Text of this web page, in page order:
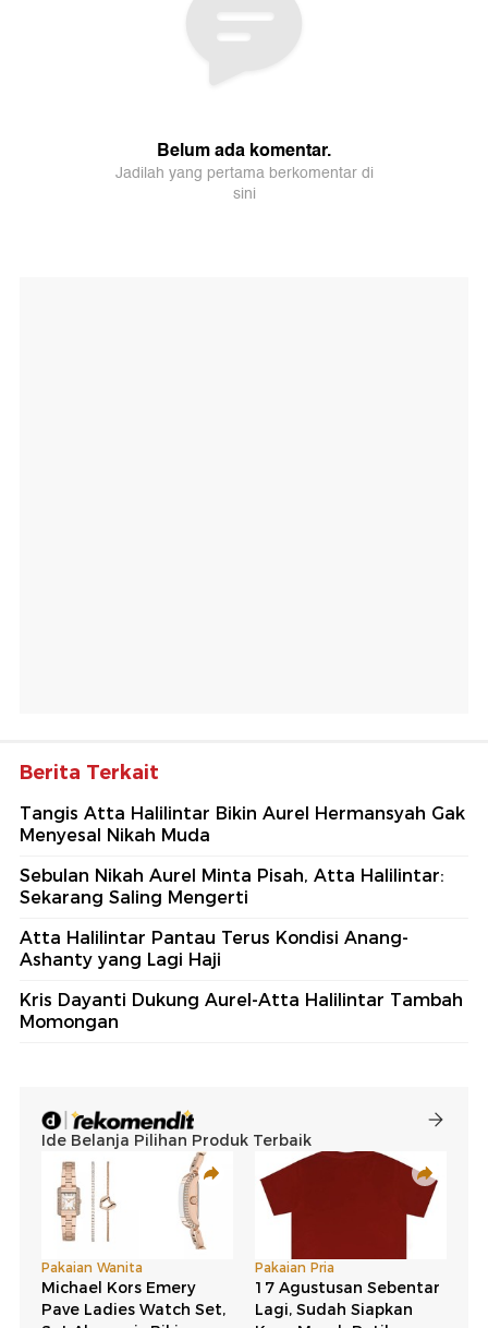
Berita Terkait
Tangis Atta Halilintar Bikin Aurel Hermansyah Gak
Menyesal Nikah Muda
Sebulan Nikah Aurel Minta Pisah, Atta Halilintar:
Sekarang Saling Mengerti
Atta Halilintar Pantau Terus Kondisi Anang-
Ashanty yang Lagi Haji
Kris Dayanti Dukung Aurel-Atta Halilintar Tambah
Momongan